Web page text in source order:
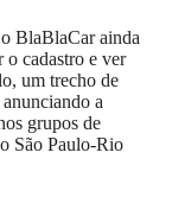
BlaBlaCar ainda
o cadastro e ver
um trecho de
a
grupos de
São Paulo-Rio